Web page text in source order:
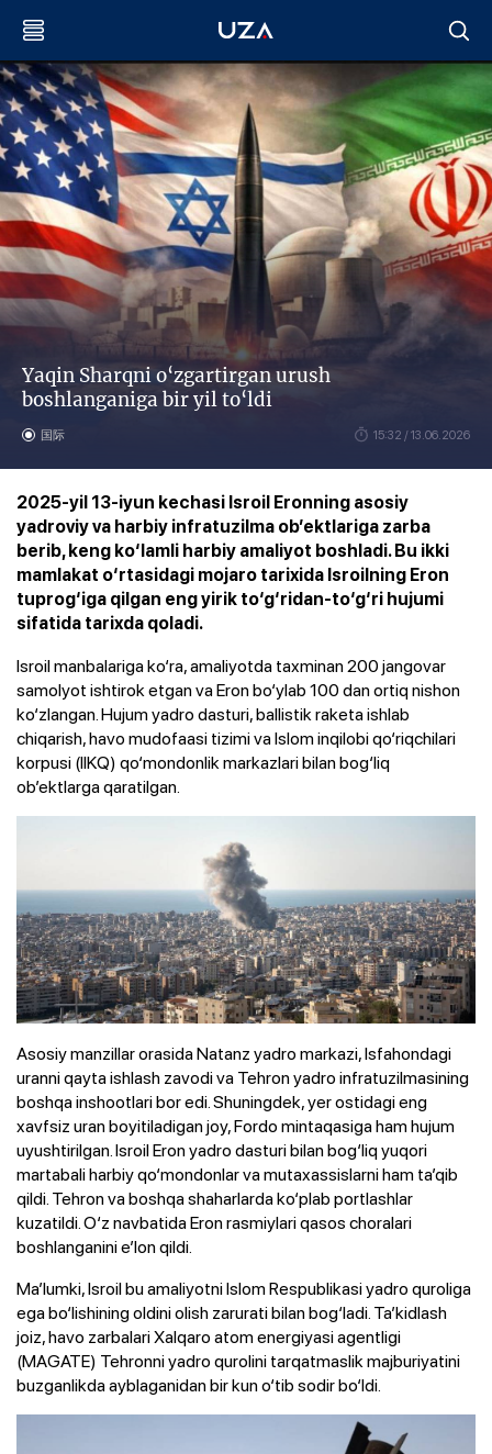
Yaqin Sharqni o‘zgartirgan urush
boshlanganiga bir yil to‘ldi
国际 15:32 / 13.06.2026
2025-yil 13-iyun kechasi Isroil Eronning asosiy
yadroviy va harbiy infratuzilma ob’ektlariga zarba
berib, keng ko‘lamli harbiy amaliyot boshladi. Bu ikki
mamlakat o‘rtasidagi mojaro tarixida Isroilning Eron
tuprog‘iga qilgan eng yirik to‘g‘ridan-to‘g‘ri hujumi
sifatida tarixda qoladi.
Isroil manbalariga ko‘ra, amaliyotda taxminan 200 jangovar
samolyot ishtirok etgan va Eron bo‘ylab 100 dan ortiq nishon
ko‘zlangan. Hujum yadro dasturi, ballistik raketa ishlab
chiqarish, havo mudofaasi tizimi va Islom inqilobi qo‘riqchilari
korpusi (IIKQ) qo‘mondonlik markazlari bilan bog‘liq
ob’ektlarga qaratilgan.
Asosiy manzillar orasida Natanz yadro markazi, Isfahondagi
uranni qayta ishlash zavodi va Tehron yadro infratuzilmasining
boshqa inshootlari bor edi. Shuningdek, yer ostidagi eng
xavfsiz uran boyitiladigan joy, Fordo mintaqasiga ham hujum
uyushtirilgan. Isroil Eron yadro dasturi bilan bog‘liq yuqori
martabali harbiy qo‘mondonlar va mutaxassislarni ham ta’qib
qildi. Tehron va boshqa shaharlarda ko‘plab portlashlar
kuzatildi. O‘z navbatida Eron rasmiylari qasos choralari
boshlanganini e’lon qildi.
Ma’lumki, Isroil bu amaliyotni Islom Respublikasi yadro quroliga
ega bo‘lishining oldini olish zarurati bilan bog‘ladi. Ta’kidlash
joiz, havo zarbalari Xalqaro atom energiyasi agentligi
(MAGATE) Tehronni yadro qurolini tarqatmaslik majburiyatini
buzganlikda ayblaganidan bir kun o‘tib sodir bo‘ldi.